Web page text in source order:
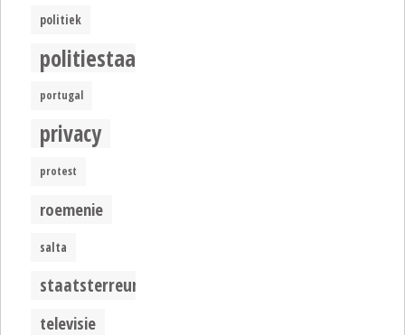
politiek
politiestaat
portugal
privacy
protest
roemenie
salta
staatsterreur
televisie